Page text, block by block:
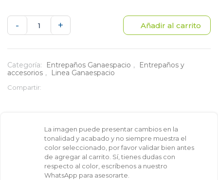
-
Entrepaño
de
40X120
+ Añadir al carrito
Categoría: Entrepaños Ganaespacio ,
Entrepaños y
accesorios , Linea Ganaespacio
Compartir:
La imagen puede presentar cambios en la
tonalidad y acabado y no siempre muestra el
color seleccionado, por favor validar bien antes
de agregar al carrito. Sí, tienes dudas con
respecto al color, escríbenos a nuestro
WhatsApp para asesorarte.